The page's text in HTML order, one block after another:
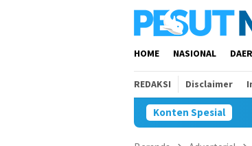
HOME NASIONAL
REDAKSI Disclaimer
Konten Spesial